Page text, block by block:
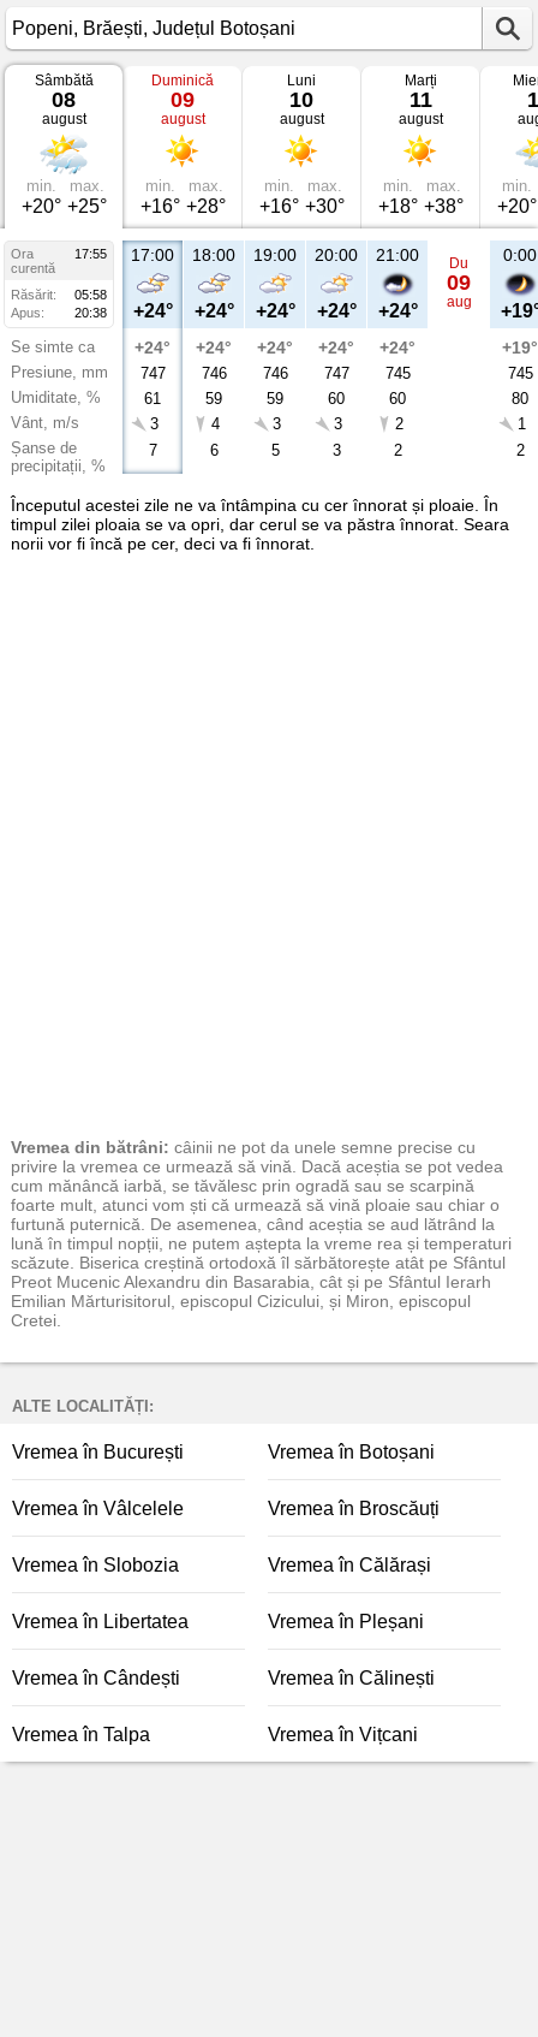
Vremea
Popeni
Brăești,
Județul
Botoșani
Sâmbătă
08
august
min.
+20°
max.
+25°
Duminică
09
august
min.
+16°
max.
+28°
Luni
10
august
min.
+16°
max.
+30°
Marți
11
august
min.
+18°
max.
+38°
min.
+20°
Ora
17:55
curentă
Răsărit:
05:58
Apus:
20:38
Se simte ca
Presiune, mm
Umiditate, %
Vânt, m/s
Șanse de
precipitații, %
17:00
+24°
+24°
747
61
3
7
18:00
+24°
+24°
746
59
4
6
19:00
+24°
+24°
746
59
3
5
20:00
+24°
+24°
747
60
3
3
21:00
+24°
+24°
745
60
2
2
Du
09
aug
0:00
+19°
745
80
1
2
Începutul acestei zile ne va întâmpina cu cer înnorat și ploaie. În
timpul zilei ploaia se va opri, dar cerul se va păstra înnorat. Seara
norii vor fi încă pe cer, deci va fi înnorat.
Vremea din bătrâni: câinii ne pot da unele semne precise cu
privire la vremea ce urmează să vină. Dacă aceștia se pot vedea
cum mănâncă iarbă, se tăvălesc prin ogradă sau se scarpină
foarte mult, atunci vom ști că urmează să vină ploaie sau chiar o
furtună puternică. De asemenea, când aceștia se aud lătrând la
lună în timpul nopții, ne putem aștepta la vreme rea și temperaturi
scăzute. Biserica creștină ortodoxă îl sărbătorește atât pe Sfântul
Preot Mucenic Alexandru din Basarabia, cât și pe Sfântul Ierarh
Emilian Mărturisitorul, episcopul Cizicului, și Miron, episcopul
Cretei.
ALTE LOCALITĂȚI:
Vremea în București Vremea în Botoșani
Vremea în Vâlcelele Vremea în Broscăuți
Vremea în Slobozia Vremea în Călărași
Vremea în Libertatea Vremea în Pleșani
Vremea în Cândești Vremea în Călinești
Vremea în Talpa Vremea în Vițcani